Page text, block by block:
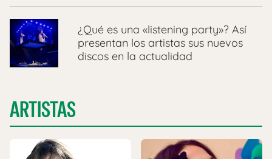
¿Qué es una «listening party»? Así
presentan los artistas sus nuevos
discos en la actualidad
ARTISTAS